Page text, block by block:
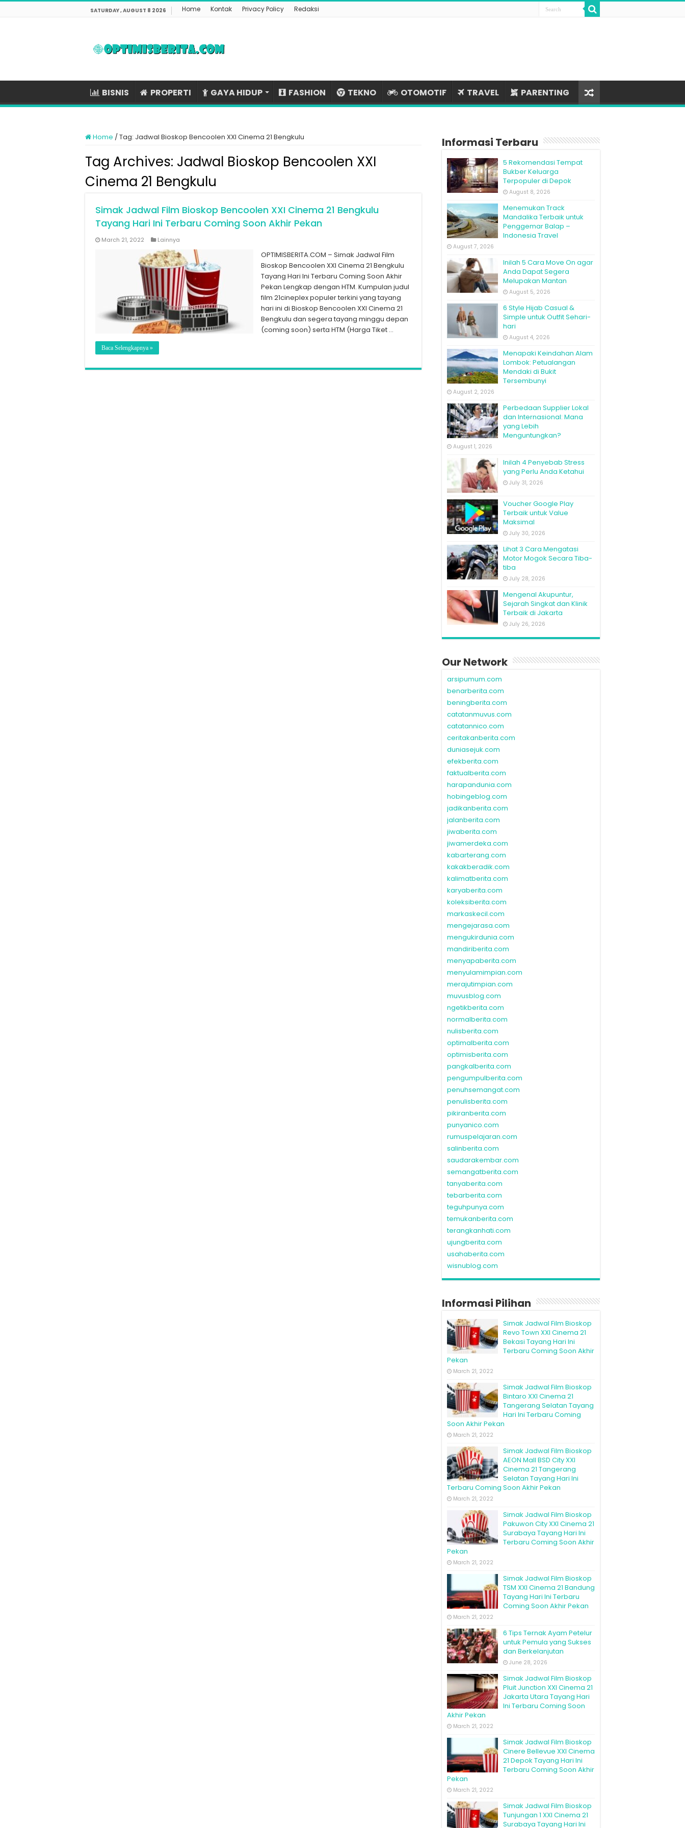
SATURDAY , AUGUST 8 2026 Home Kontak Privacy Policy Redaksi
BISNIS PROPERTI GAYA HIDUP FASHION TEKNO OTOMOTIF TRAVEL PARENTING
Home /Tag: Jadwal Bioskop Bencoolen XXI Cinema 21 Bengkulu
Tag Archives: Jadwal Bioskop Bencoolen XXI
Cinema 21 Bengkulu
Simak Jadwal Film Bioskop Bencoolen XXI Cinema 21 Bengkulu
Tayang Hari Ini Terbaru Coming Soon Akhir Pekan
March 21, 2022 Lainnya
OPTIMISBERITA.COM – Simak Jadwal Film
Bioskop Bencoolen XXI Cinema 21 Bengkulu
Tayang Hari Ini Terbaru Coming Soon Akhir
Pekan Lengkap dengan HTM. Kumpulan judul
film 21cineplex populer terkini yang tayang
hari ini di Bioskop Bencoolen XXI Cinema 21
Bengkulu dan segera tayang minggu depan
(coming soon) serta HTM (Harga Tiket …
Baca Selengkapnya »
Informasi Terbaru
5 Rekomendasi Tempat
Bukber Keluarga
Terpopuler di Depok
August 8, 2026
Menemukan Track
Mandalika Terbaik untuk
Penggemar Balap –
Indonesia Travel
August 7, 2026
Inilah 5 Cara Move On agar
Anda Dapat Segera
Melupakan Mantan
August 5, 2026
6 Style Hijab Casual &
Simple untuk Outfit Sehari-
hari
August 4, 2026
Menapaki Keindahan Alam
Lombok: Petualangan
Mendaki di Bukit
Tersembunyi
August 2, 2026
Perbedaan Supplier Lokal
dan Internasional: Mana
yang Lebih
Menguntungkan?
August 1, 2026
Inilah 4 Penyebab Stress
yang Perlu Anda Ketahui
July 31, 2026
Voucher Google Play
Terbaik untuk Value
Maksimal
July 30, 2026
Lihat 3 Cara Mengatasi
Motor Mogok Secara Tiba-
tiba
July 28, 2026
Mengenal Akupuntur,
Sejarah Singkat dan Klinik
Terbaik di Jakarta
July 26, 2026
Our Network
arsipumum.com
benarberita.com
beningberita.com
catatanmuvus.com
catatannico.com
ceritakanberita.com
duniasejuk.com
efekberita.com
faktualberita.com
harapandunia.com
hobingeblog.com
jadikanberita.com
jalanberita.com
jiwaberita.com
jiwamerdeka.com
kabarterang.com
kakakberadik.com
kalimatberita.com
karyaberita.com
koleksiberita.com
markaskecil.com
mengejarasa.com
mengukirdunia.com
mandiriberita.com
menyapaberita.com
menyulamimpian.com
merajutimpian.com
muvusblog.com
ngetikberita.com
normalberita.com
nulisberita.com
optimalberita.com
optimisberita.com
pangkalberita.com
pengumpulberita.com
penuhsemangat.com
penulisberita.com
pikiranberita.com
punyanico.com
rumuspelajaran.com
salinberita.com
saudarakembar.com
semangatberita.com
tanyaberita.com
tebarberita.com
teguhpunya.com
temukanberita.com
terangkanhati.com
ujungberita.com
usahaberita.com
wisnublog.com
Informasi Pilihan
Simak Jadwal Film Bioskop
Revo Town XXI Cinema 21
Bekasi Tayang Hari Ini
Terbaru Coming Soon Akhir
Pekan
March 21, 2022
Simak Jadwal Film Bioskop
Bintaro XXI Cinema 21
Tangerang Selatan Tayang
Hari Ini Terbaru Coming
Soon Akhir Pekan
March 21, 2022
Simak Jadwal Film Bioskop
AEON Mall BSD City XXI
Cinema 21 Tangerang
Selatan Tayang Hari Ini
Terbaru Coming Soon Akhir Pekan
March 21, 2022
Simak Jadwal Film Bioskop
Pakuwon City XXI Cinema 21
Surabaya Tayang Hari Ini
Terbaru Coming Soon Akhir
Pekan
March 21, 2022
Simak Jadwal Film Bioskop
TSM XXI Cinema 21 Bandung
Tayang Hari Ini Terbaru
Coming Soon Akhir Pekan
March 21, 2022
6 Tips Ternak Ayam Petelur
untuk Pemula yang Sukses
dan Berkelanjutan
June 28, 2026
Simak Jadwal Film Bioskop
Pluit Junction XXI Cinema 21
Jakarta Utara Tayang Hari
Ini Terbaru Coming Soon
Akhir Pekan
March 21, 2022
Simak Jadwal Film Bioskop
Cinere Bellevue XXI Cinema
21 Depok Tayang Hari Ini
Terbaru Coming Soon Akhir
Pekan
March 21, 2022
Simak Jadwal Film Bioskop
Tunjungan 1 XXI Cinema 21
Surabaya Tayang Hari Ini